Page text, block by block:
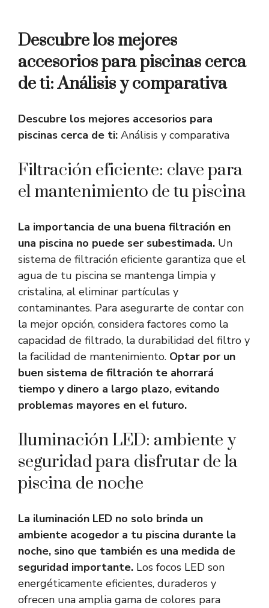
Descubre los mejores
accesorios para piscinas cerca
de ti: Análisis y comparativa
Descubre los mejores accesorios para
piscinas cerca de ti: Análisis y comparativa
Filtración eficiente: clave para
el mantenimiento de tu piscina
La importancia de una buena filtración en
una piscina no puede ser subestimada. Un
sistema de filtración eficiente garantiza que el
agua de tu piscina se mantenga limpia y
cristalina, al eliminar partículas y
contaminantes. Para asegurarte de contar con
la mejor opción, considera factores como la
capacidad de filtrado, la durabilidad del filtro y
la facilidad de mantenimiento. Optar por un
buen sistema de filtración te ahorrará
tiempo y dinero a largo plazo, evitando
problemas mayores en el futuro.
Iluminación LED: ambiente y
seguridad para disfrutar de la
piscina de noche
La iluminación LED no solo brinda un
ambiente acogedor a tu piscina durante la
noche, sino que también es una medida de
seguridad importante. Los focos LED son
energéticamente eficientes, duraderos y
ofrecen una amplia gama de colores para